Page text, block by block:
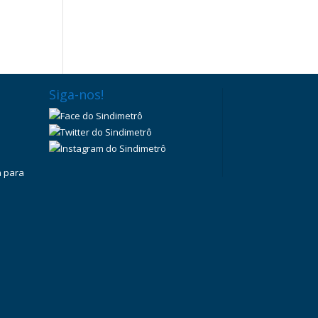
para
Siga-nos!